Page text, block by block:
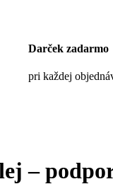
Darček zadarmo
pri každej
–